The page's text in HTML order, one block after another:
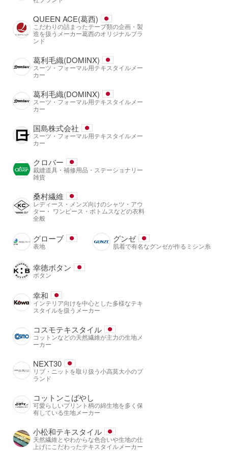
QUEEN ACE(葛西)
こだわりの詰まったテープ類の企画・製
造を扱うメーカー葛西のオリジナルブラ
ンド
葛利毛織(DOMINX)
スーツ・フォーマル用テキスタイルメー
カー
葛利毛織(DOMINX)
スーツ・フォーマル用テキスタイルメー
カー
国島株式会社
スーツ・フォーマル用テキスタイルメー
カー
クロバー
裁縫道具・補修用品・ステーショナリー
雑貨
桑村繊維
レディース・メンズ向けのシャツ・アウ
ター・ ワンピース・ボトムスなどの衣料
全般
グローブ
表地
グンゼ
肌着で有名なグンゼが作るミシン糸
幸徳ボタン
ボタン
幸和
インテリア向けを中心とした多様なテキ
スタイルを扱うメーカー
コスモテキスタイル
コットンなどの天然繊維が主力の生地メ
ーカー
NEXT30
リブ・ニットを取り扱う小高莫大小のブ
ランド
コットンこばやし
可愛らしいプリント柄の綿生地を多く保
有している生地メーカー
小松和テキスタイル
天然繊維とやわからな色合いや生地の仕
上げにこだわったテキスタイルメーカー